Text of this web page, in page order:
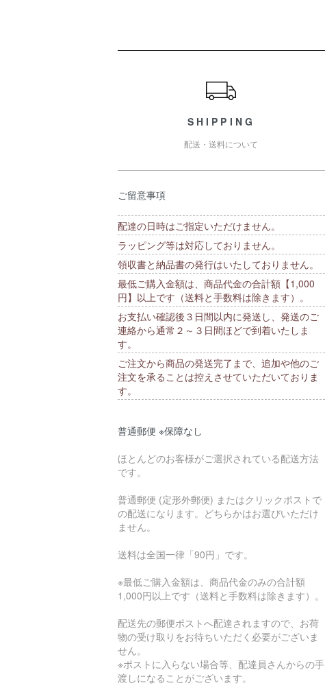
SHIPPING
配送・送料について
ご留意事項
配達の日時はご指定いただけません。
ラッピング等は対応しておりません。
領収書と納品書の発行はいたしておりません。
最低ご購入金額は、商品代金の合計額【1,000
円】以上です（送料と手数料は除きます）。
お支払い確認後３日間以内に発送し、発送のご
連絡から通常２～３日間ほどで到着いたしま
す。
ご注文から商品の発送完了まで、追加や他のご
注文を承ることは控えさせていただいておりま
す。
普通郵便 ※保障なし
ほとんどのお客様がご選択されている配送方法
です。
普通郵便 (定形外郵便) またはクリックポストで
の配送になります。どちらかはお選びいただけ
ません。
送料は全国一律「90円」です。
※最低ご購入金額は、商品代金のみの合計額
1,000円以上です（送料と手数料は除きます）。
配送先の郵便ポストへ配達されますので、お荷
物の受け取りをお待ちいただく必要がございま
せん。
※ポストに入らない場合等、配達員さんからの手
渡しになることがございます。